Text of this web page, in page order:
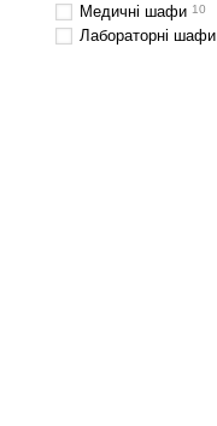
Медичні шафи 10
Лабораторні шафи